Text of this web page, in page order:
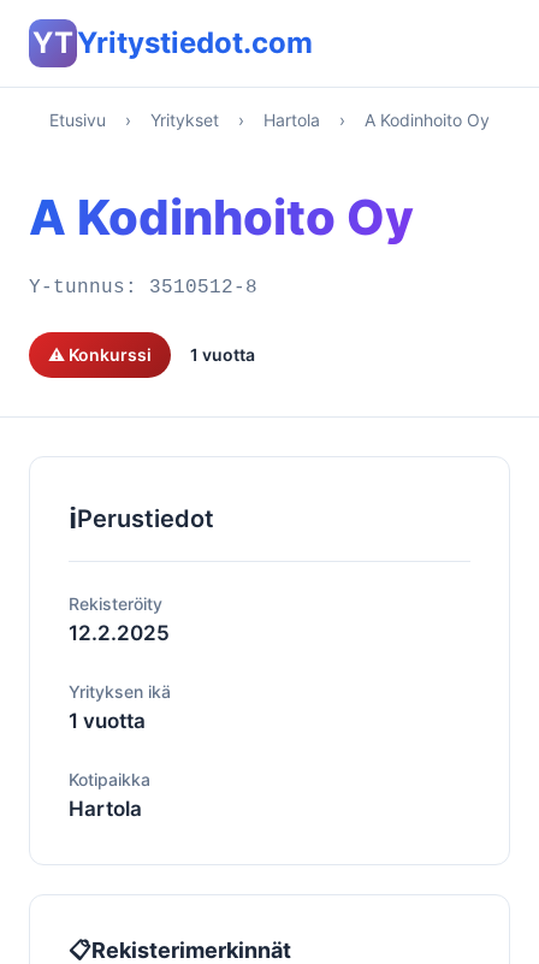
YTYritystiedot.com
Etusivu › Yritykset › Hartola › A Kodinhoito Oy
A Kodinhoito Oy
Y-tunnus: 3510512-8
⚠️ Konkurssi 1 vuotta
ℹ️Perustiedot
Rekisteröity
12.2.2025
Yrityksen ikä
1 vuotta
Kotipaikka
Hartola
📋Rekisterimerkinnät